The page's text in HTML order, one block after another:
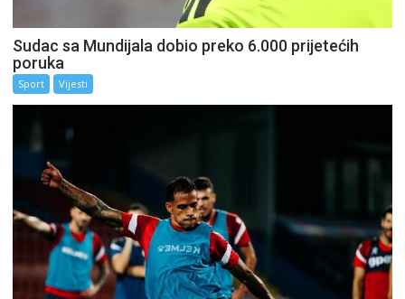
Sudac sa Mundijala dobio preko 6.000 prijetećih
poruka
Sport Vijesti